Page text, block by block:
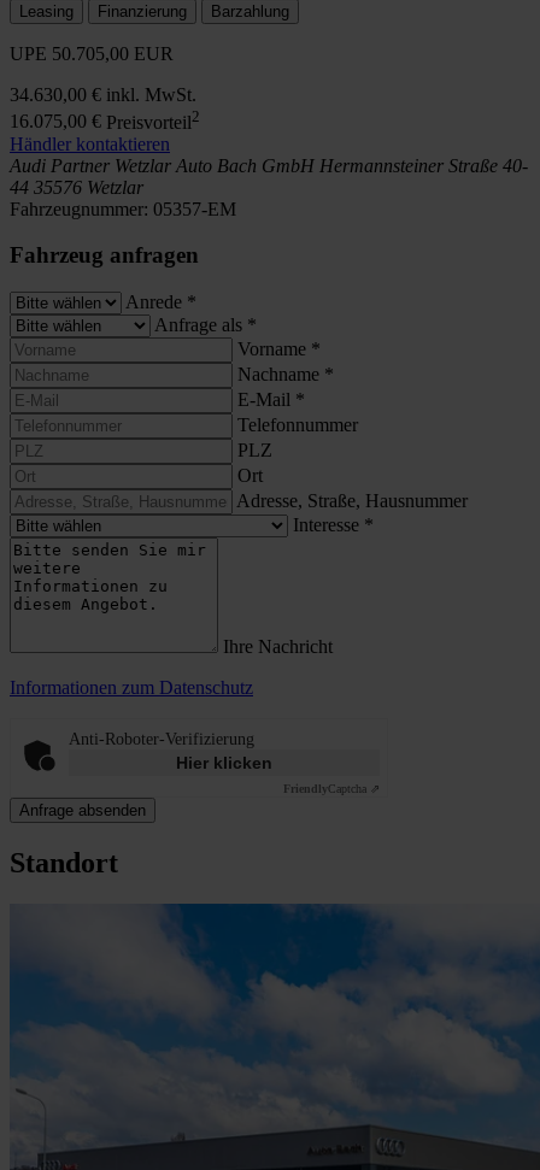
Leasing Finanzierung Barzahlung
UPE 50.705,00 EUR
34.630,00 € inkl. MwSt.
16.075,00 € Preisvorteil2
Händler kontaktieren
Audi Partner Wetzlar Auto Bach GmbH Hermannsteiner Straße 40-
44 35576 Wetzlar
Fahrzeugnummer: 05357-EM
Fahrzeug anfragen
Anrede *
Anfrage als *
Vorname *
Nachname *
E-Mail *
Telefonnummer
PLZ
Ort
Adresse, Straße, Hausnummer
Interesse *
Ihre Nachricht
Informationen zum Datenschutz
Anti-Roboter-Verifizierung
Hier klicken
FriendlyCaptcha ⇗
Anfrage absenden
Standort